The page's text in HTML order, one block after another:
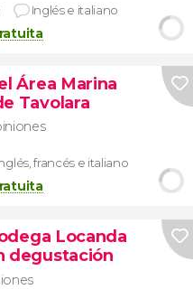
Inglés e italiano
Área Marina
Tavolara
francés e italiano
Locanda
degustación